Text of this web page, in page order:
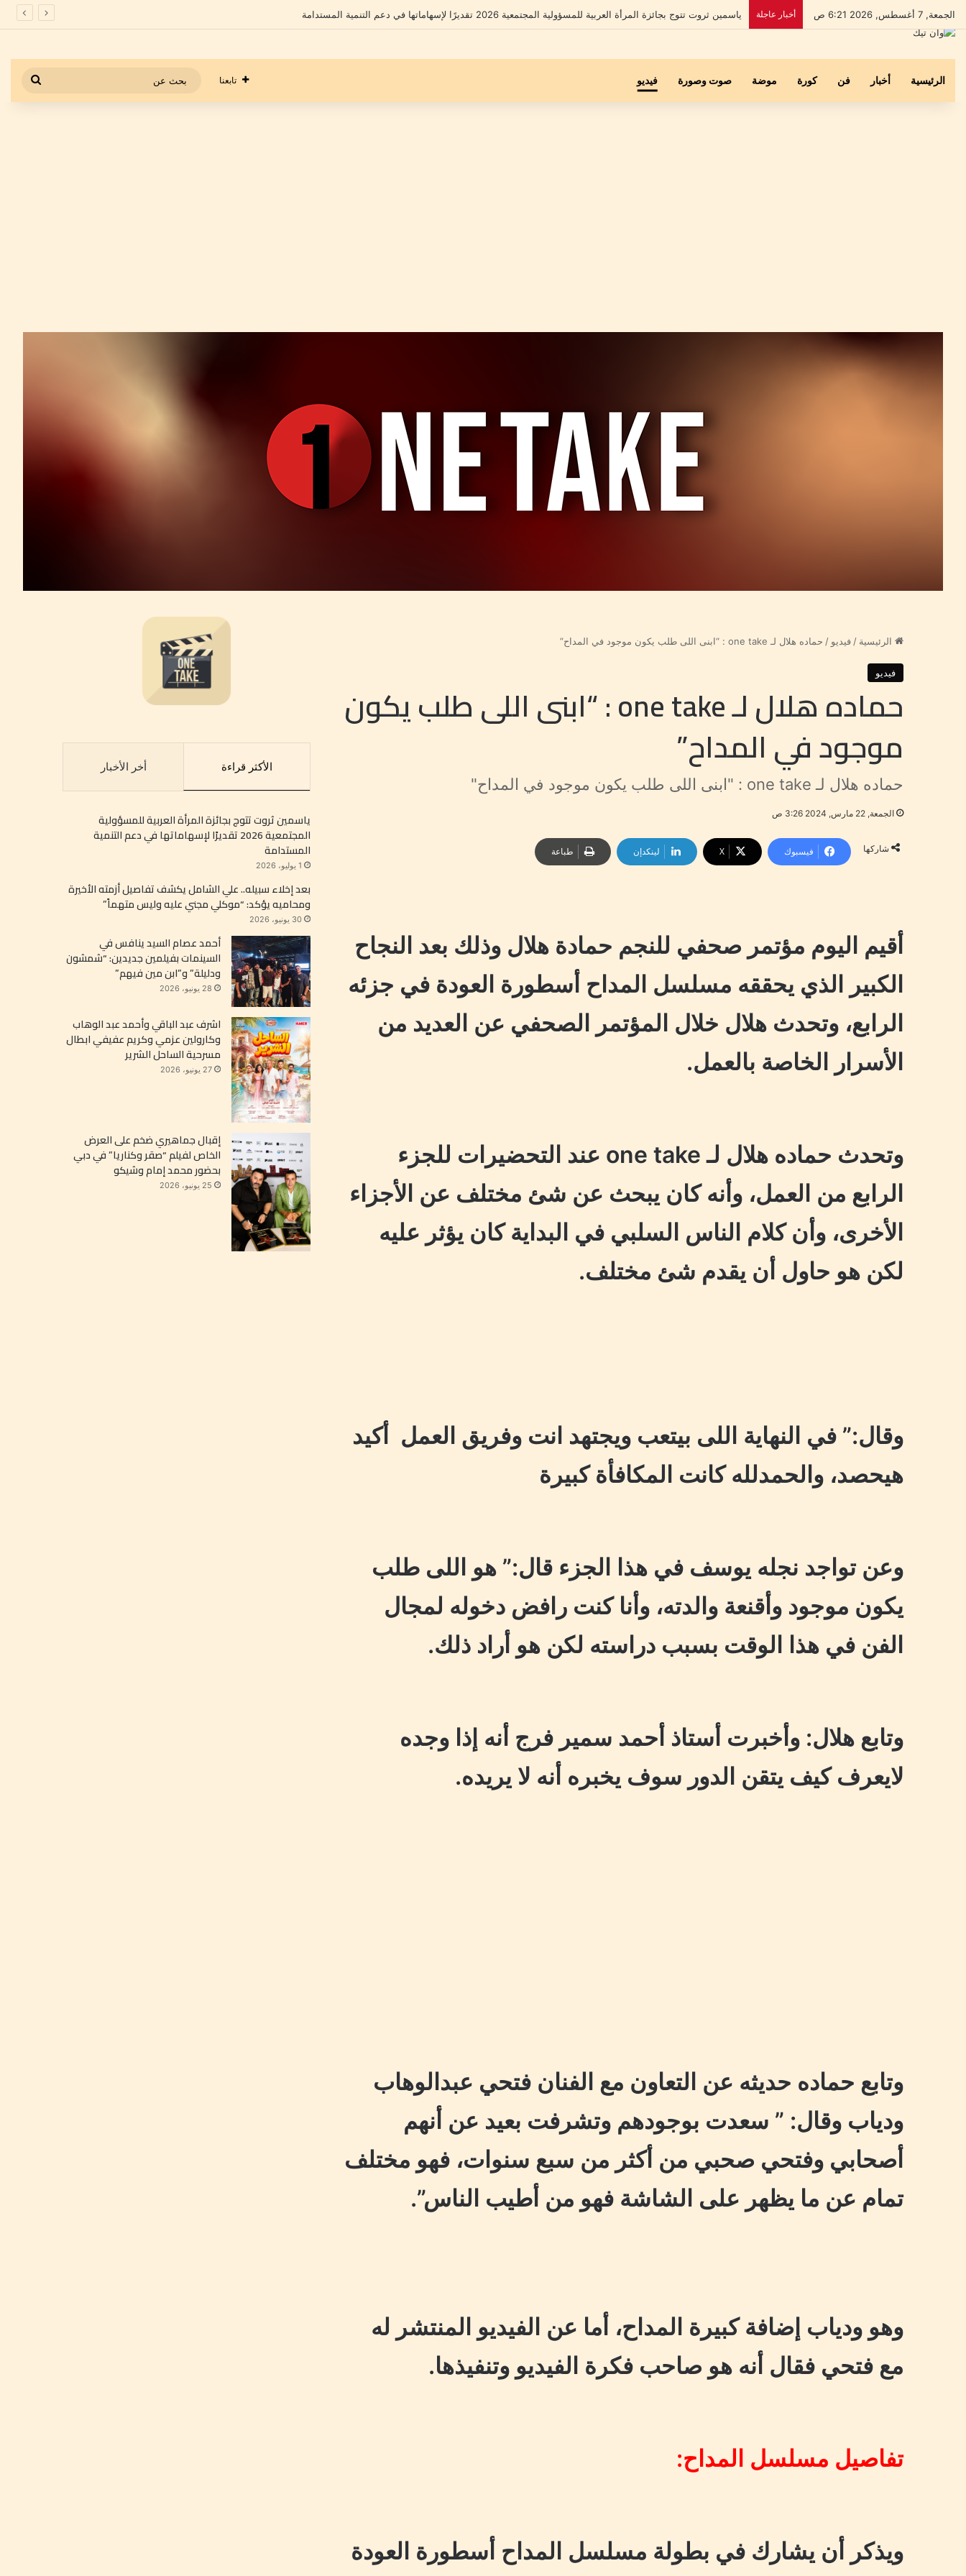
الجمعة, 7 أغسطس, 2026 6:21 ص أخبار عاجلة بعد إخلاء سبيله.. علي الشامل يكشف تفاصيل أزمته الأخيرة ومحاميه يؤكد: “موكلي مجني عليه وليس متهماً”
الرئيسية أخبار فن كورة موضة صوت وصورة فيديو تابعنا
عن
الرئيسية / فيديو / حماده هلال لـ one take : “ابنى اللى طلب يكون موجود في المداح”
فيديو
حماده هلال لـ one take : “ابنى اللى طلب يكون
موجود في المداح”
حماده هلال لـ one take : "ابنى اللى طلب يكون موجود في المداح"
الجمعة, 22 مارس, 2024 3:26 ص
شاركها فيسبوك ‫X لينكدإن طباعة
أقيم اليوم مؤتمر صحفي للنجم حمادة هلال وذلك بعد النجاح
الكبير الذي يحققه مسلسل المداح أسطورة العودة في جزئه
الرابع، وتحدث هلال خلال المؤتمر الصحفي عن العديد من
الأسرار الخاصة بالعمل.
وتحدث حماده هلال لـ one take عند التحضيرات للجزء
الرابع من العمل، وأنه كان يبحث عن شئ مختلف عن الأجزاء
الأخرى، وأن كلام الناس السلبي في البداية كان يؤثر عليه
لكن هو حاول أن يقدم شئ مختلف.
وقال:” في النهاية اللى بيتعب ويجتهد انت وفريق العمل أكيد
هيحصد، والحمدلله كانت المكافأة كبيرة
وعن تواجد نجله يوسف في هذا الجزء قال:” هو اللى طلب
يكون موجود وأقنعة والدته، وأنا كنت رافض دخوله لمجال
الفن في هذا الوقت بسبب دراسته لكن هو أراد ذلك.
وتابع هلال: وأخبرت أستاذ أحمد سمير فرج أنه إذا وجده
لايعرف كيف يتقن الدور سوف يخبره أنه لا يريده.
وتابع حماده حديثه عن التعاون مع الفنان فتحي عبدالوهاب
ودياب وقال: ” سعدت بوجودهم وتشرفت بعيد عن أنهم
أصحابي وفتحي صحبي من أكثر من سبع سنوات، فهو مختلف
تمام عن ما يظهر على الشاشة فهو من أطيب الناس”.
وهو ودياب إضافة كبيرة المداح، أما عن الفيديو المنتشر له
مع فتحي فقال أنه هو صاحب فكرة الفيديو وتنفيذها.
تفاصيل مسلسل المداح:
ويذكر أن يشارك في بطولة مسلسل المداح أسطورة العودة
الأكثر قراءة أخر الأخبار
ياسمين ثروت تتوج بجائزة المرأة العربية للمسؤولية
المجتمعية 2026 تقديرًا لإسهاماتها في دعم التنمية
المستدامة
1 يوليو، 2026
بعد إخلاء سبيله.. علي الشامل يكشف تفاصيل أزمته الأخيرة
ومحاميه يؤكد: “موكلي مجني عليه وليس متهماً”
30 يونيو، 2026
أحمد عصام السيد ينافس في
السينمات بفيلمين جديدين: “شمشون
ودليلة” و”ابن مين فيهم”
28 يونيو، 2026
اشرف عبد الباقي وأحمد عبد الوهاب
وكارولين عزمي وكريم عفيفي ابطال
مسرحية الساحل الشرير
27 يونيو، 2026
إقبال جماهيري ضخم على العرض
الخاص لفيلم “صقر وكناريا” في دبي
بحضور محمد إمام وشيكو
25 يونيو، 2026